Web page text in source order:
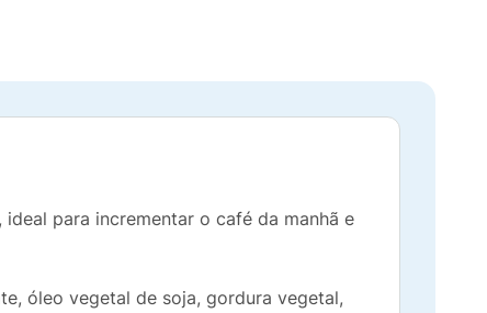
para incrementar o café da manhã e
óleo vegetal de soja, gordura vegetal,